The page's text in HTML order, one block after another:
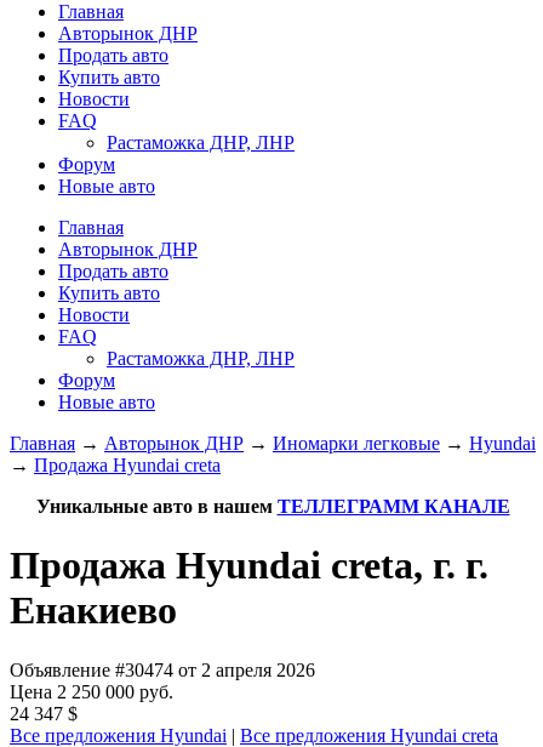
Главная
Авторынок ДНР
Продать авто
Купить авто
Новости
FAQ
Растаможка ДНР, ЛНР
Форум
Новые авто
Главная
Авторынок ДНР
Продать авто
Купить авто
Новости
FAQ
Растаможка ДНР, ЛНР
Форум
Новые авто
Главная → Авторынок ДНР → Иномарки легковые → Hyundai
→ Продажа Hyundai creta
Уникальные авто в нашем ТЕЛЛЕГРАММ КАНАЛЕ
Продажа Hyundai creta, г. г.
Енакиево
Объявление #30474 от 2 апреля 2026
Цена 2 250 000 руб.
24 347 $
Все предложения Hyundai | Все предложения Hyundai creta